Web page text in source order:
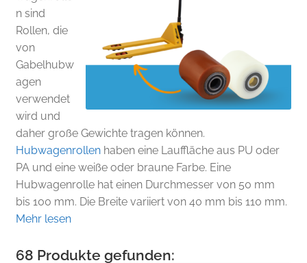
n sind
Rollen, die
von
Gabelhubw
agen
verwendet
wird und
daher große Gewichte tragen können.
Hubwagenrollenhaben eine Lauffläche aus PU oder
PA und eine weiße oder braune Farbe. Eine
Hubwagenrolle hat einen Durchmesser von 50 mm
bis 100 mm. Die Breite variiert von 40 mm bis 110 mm.
Mehr lesen
68 Produkte gefunden: